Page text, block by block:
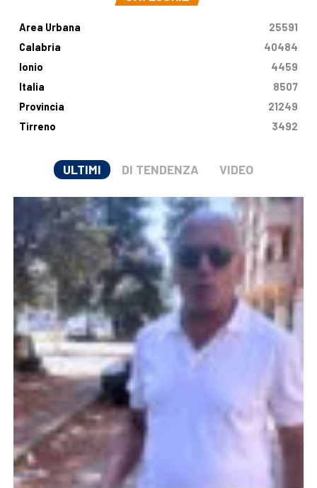
Area Urbana
25591
Calabria
40484
Ionio
4459
Italia
8507
Provincia
21249
Tirreno
3492
ULTIMI DI TENDENZA VIDEO